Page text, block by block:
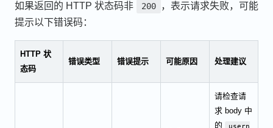
如果返回的 HTTP 状态码非 200
，表示请求失败，可能
提示以下错误码：
HTTP 状
态码
错误类型 错误提示 可能原因 处理建议
请检查请
求 body 中
的
usern